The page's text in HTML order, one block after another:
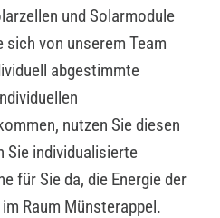
und Solarmodule
von unserem Team
abgestimmte
nutzen Sie diesen
Sie individualisierte
für Sie da, die Energie der
Raum Münsterappel.